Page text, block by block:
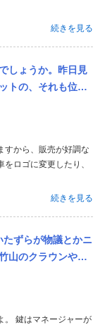
続きを見る
しょうか。昨日見
トの、それも位置
示になってまし
ロゴに変更したり、
続きを見る
たずらが物議とかニ
山のクラウンや席
触って振動があっ